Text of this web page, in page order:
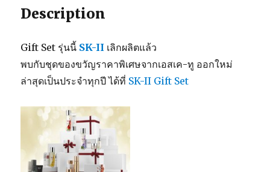
Description
Gift Set รุ่นนี้ SK-II เลิกผลิตแล้ว
พบกับชุดของขวัญราคาพิเศษจากเอสเค-ทู ออกใหม่
ล่าสุดเป็นประจำทุกปี ได้ที่ SK-II Gift Set